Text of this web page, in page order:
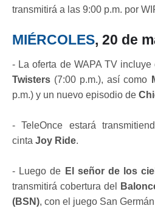
transmitirá a las 9:00 p.m. por
MIÉRCOLES, 20 de
- La oferta de WAPA TV
Twisters (7:00 p.m.), así como
p.m.) y un nuevo episodio de
- TeleOnce estará
cinta Joy Ride.
- Luego de El señor de los
transmitirá cobertura del
(BSN), con el juego San